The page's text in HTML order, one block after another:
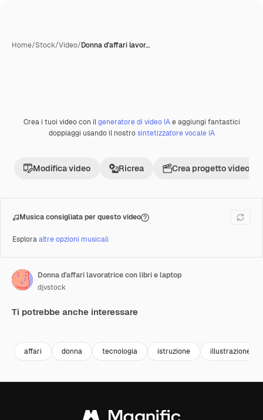
Home/Stock/Video/Donna d'affari lavor…
Premium
Crea i tuoi video con ilgeneratore di video IAe aggiungi fantastici
doppiaggi usando il nostrosintetizzatore vocale IA
Modifica video Ricrea Crea progetto video
Musica consigliata per questo video
Esploraaltre opzioni musicali
Donna d'affari lavoratrice con libri e laptop
djvstock
Ti potrebbe anche interessare
affari donna tecnologia istruzione illustrazione